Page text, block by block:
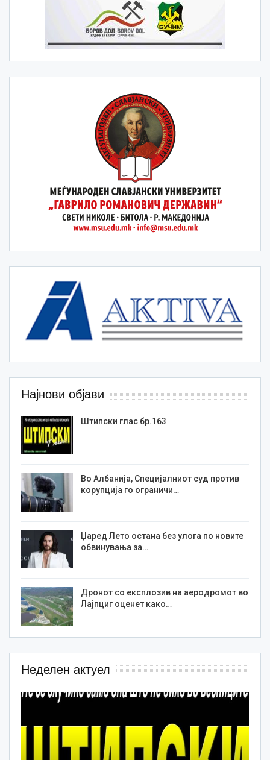
Најнови објави
Штипски глас бр.163
Во Албанија, Специјалниот суд против
корупција го ограничи…
Џаред Лето остана без улога по новите
обвинувања за…
Дронот со експлозив на аеродромот во
Лајпциг оценет како…
Неделен актуел